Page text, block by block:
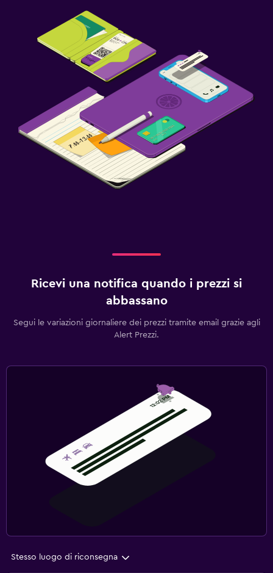
Ricevi una notifica quando i prezzi si
abbassano
Segui le variazioni giornaliere dei prezzi tramite email grazie agli
Alert Prezzi.
Stesso luogo di riconsegna